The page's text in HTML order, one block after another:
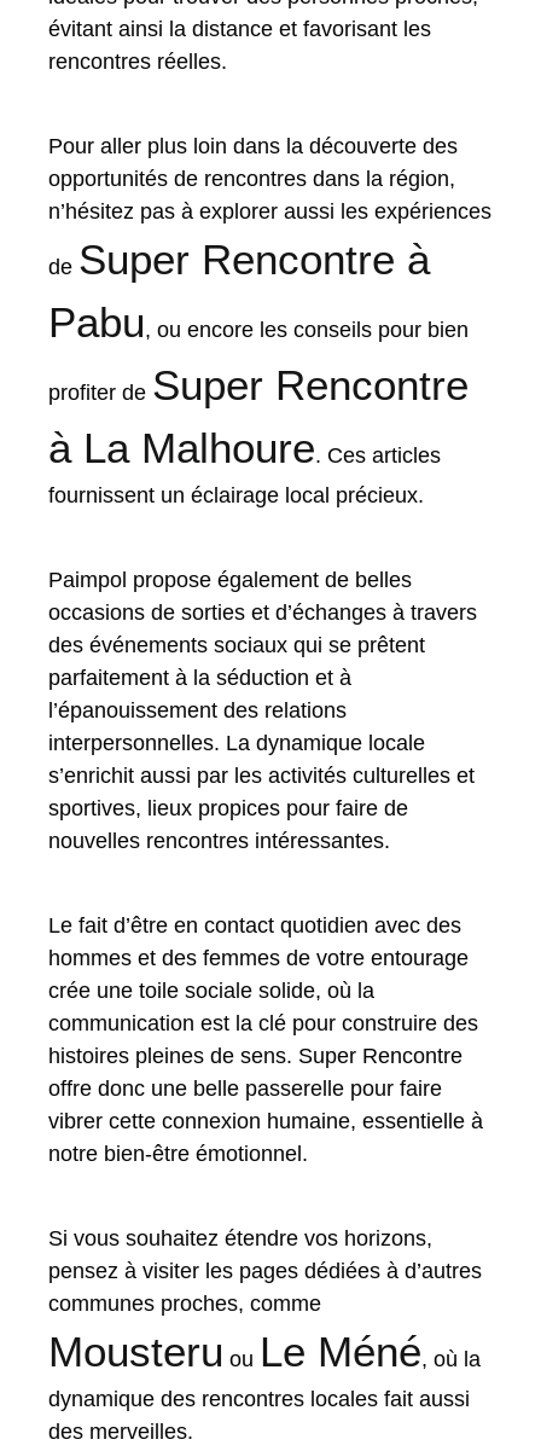
évitant ainsi la distance et favorisant les
rencontres réelles.
Pour aller plus loin dans la découverte des
opportunités de rencontres dans la région,
n’hésitez pas à explorer aussi les expériences
de Super Rencontre à
Pabu, ou encore les conseils pour bien
profiter de Super Rencontre
à La Malhoure. Ces articles
fournissent un éclairage local précieux.
Paimpol propose également de belles
occasions de sorties et d’échanges à travers
des événements sociaux qui se prêtent
parfaitement à la séduction et à
l’épanouissement des relations
interpersonnelles. La dynamique locale
s’enrichit aussi par les activités culturelles et
sportives, lieux propices pour faire de
nouvelles rencontres intéressantes.
Le fait d’être en contact quotidien avec des
hommes et des femmes de votre entourage
crée une toile sociale solide, où la
communication est la clé pour construire des
histoires pleines de sens. Super Rencontre
offre donc une belle passerelle pour faire
vibrer cette connexion humaine, essentielle à
notre bien-être émotionnel.
Si vous souhaitez étendre vos horizons,
pensez à visiter les pages dédiées à d’autres
communes proches, comme
Mousteru ou Le Méné, où la
dynamique des rencontres locales fait aussi
des merveilles.